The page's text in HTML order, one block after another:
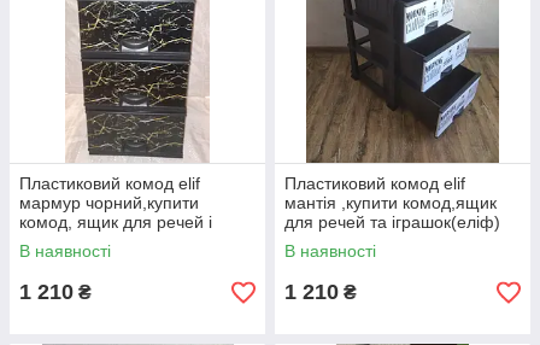
Пластиковий комод elif
мармур чорний,купити
комод, ящик для речей і
іграшок (еліф)
В наявності
1 210 ₴
Пластиковий комод elif
мантія ,купити комод,ящик
для речей та іграшок(еліф)
В наявності
1 210 ₴